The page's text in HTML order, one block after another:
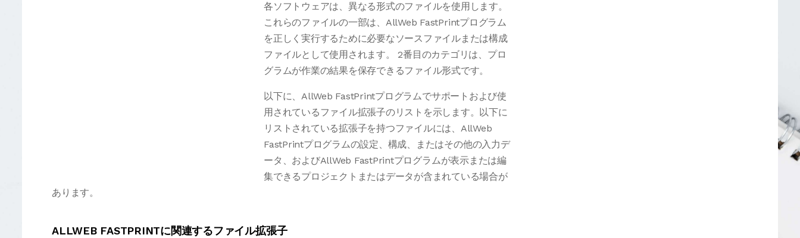
各ソフトウェアは、異なる形式のファイルを使用します。
これらのファイルの一部は、AllWeb FastPrintプログラム
を正しく実行するために必要なソースファイルまたは構成
ファイルとして使用されます。 2番目のカテゴリは、プロ
グラムが作業の結果を保存できるファイル形式です。
以下に、AllWeb FastPrintプログラムでサポートおよび使
用されているファイル拡張子のリストを示します。以下に
リストされている拡張子を持つファイルには、AllWeb
FastPrintプログラムの設定、構成、またはその他の入力デ
ータ、およびAllWeb FastPrintプログラムが表示または編
集できるプロジェクトまたはデータが含まれている場合が
あります。
ALLWEB FASTPRINTに関連するファイル拡張子